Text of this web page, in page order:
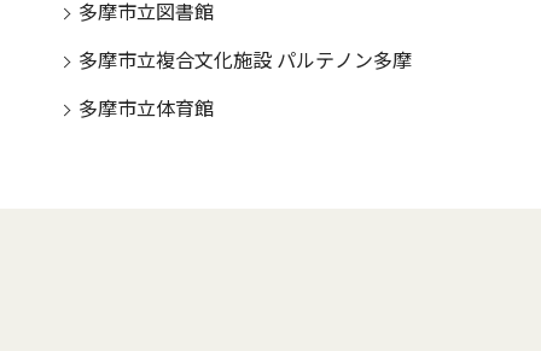
多摩市立図書館
多摩市立複合文化施設 パルテノン多摩
多摩市立体育館